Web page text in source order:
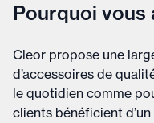
Pourquoi vous
Cleor propose une
d’accessoires de
le quotidien comme
clients bénéficient